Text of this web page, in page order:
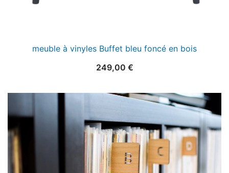
meuble à vinyles Buffet bleu foncé en bois
249,00 €